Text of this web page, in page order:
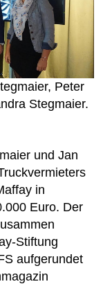
Peter
Stegmaier.
und Jan
in
Euro. Der
Stiftung
aufgerundet